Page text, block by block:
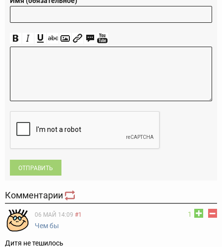
ОТПРАВИТЬ
Комментарии
1
06 МАЙ 14:09 #1
Чем бы
Дитя не тешилось